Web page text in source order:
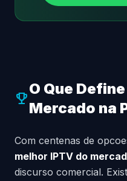
emoji_events
O Que
Mercado na
Com centenas de
melhor IPTV do
discurso comercial.